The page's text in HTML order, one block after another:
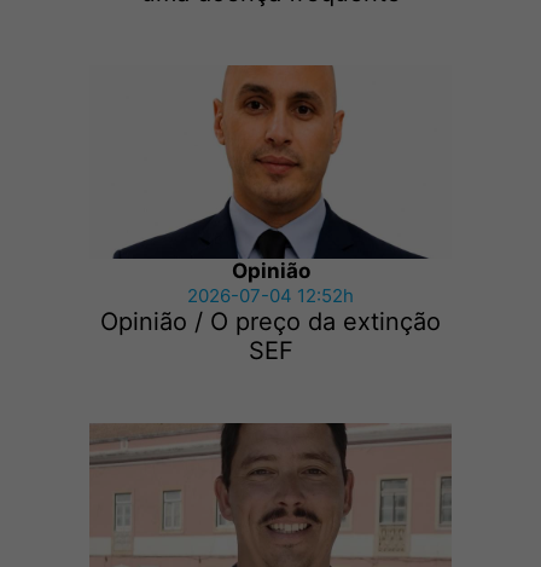
Opinião
2026-07-04 12:52h
Opinião / O preço da extinção
SEF